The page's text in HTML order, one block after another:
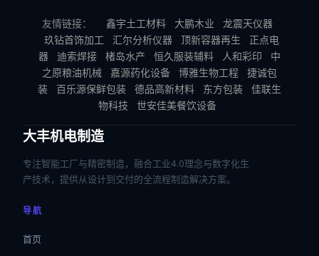
友情链接： 鑫宇土工材料 大鹏木业
龙震天仪器
玖钻首饰加工
汇尔分析仪器 顶新容器再生
正点电
器
迪索焊接 楮岛水产 恒久服装辅料 人和彩印
中
之原粮油机械
嘉源药化设备 博雅生物工程
捷诚包
装
百乐源保鲜包装 德品高新材料 东方包装
佳联生
物科技
世安佳美餐饮设备
大丰机电制造
专注智能工厂与精密制造，融合工业4.0理念与数字化生
产技术，提供从设计到交付的全流程制造解决方案。
导航
首页